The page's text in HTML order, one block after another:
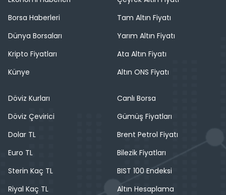
Borsa Haberleri
Dünya Borsaları
Kripto Fiyatları
Künye
Tam Altın Fiyatı
Yarım Altın Fiyatı
Ata Altın Fiyatı
Altın ONS Fiyatı
Döviz Kurları
Döviz Çevirici
Dolar TL
Euro TL
Sterin Kaç TL
Riyal Kaç TL
Canlı Borsa
Gümüş Fiyatları
Brent Petrol Fiyatı
Bilezik Fiyatları
BIST 100 Endeksi
Altın Hesaplama